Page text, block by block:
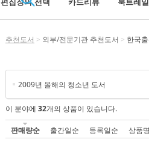
편집장의 선택 카드리뷰 북트레
추천도서 > 외부/전문기관 추천도서 > 한국
2009년 올해의 청소년 도서
이 분야에 32개의 상품이 있습니다.
판매량순 출간일순 등록일순 상품